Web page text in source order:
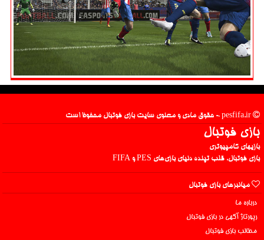
بازی فوتبال
بازیهای کامپیوتری
بازی فوتبال، قلب تپنده دنیای بازی‌های PES و FIFA
میانبرهای بازی فوتبال
درباره ما
رپورتاژ آگهی در بازی فوتبال
مطالب بازی فوتبال